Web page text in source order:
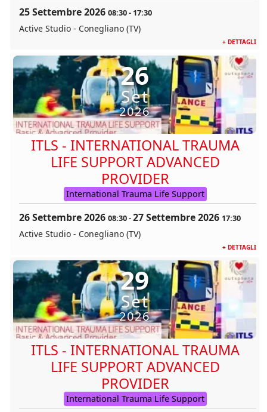
25 Settembre 2026 08:30- 17:30
Active Studio - Conegliano (TV)
+ DETTAGLI
26
Set
2026
ITLS - INTERNATIONAL TRAUMA
LIFE SUPPORT ADVANCED
PROVIDER
International Trauma Life Support
26 Settembre 2026 08:30-27 Settembre 2026 17:30
Active Studio - Conegliano (TV)
+ DETTAGLI
29
Set
2026
ITLS - INTERNATIONAL TRAUMA
LIFE SUPPORT ADVANCED
PROVIDER
International Trauma Life Support